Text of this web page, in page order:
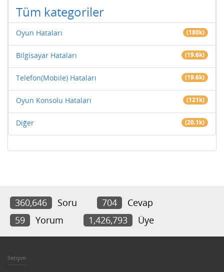
Tüm kategoriler
Oyun Hataları (180k)
Bilgisayar Hataları (19.6k)
Telefon(Mobile) Hataları (19.6k)
Oyun Konsolu Hataları (121k)
Diğer (20.1k)
360,646 Soru 704
Cevap
59
Yorum 1,426,793 Üye
İletişim